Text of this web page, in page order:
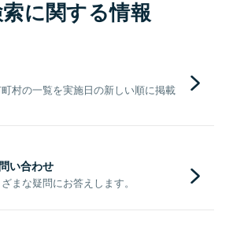
に関する情報
村の一覧を実施日の新しい順に掲載
い合わせ
まな疑問にお答えします。